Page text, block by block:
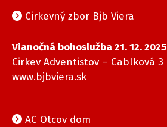
Cirkevný zbor Bjb Viera
Vianočná bohoslužba 21. 12. 2025
Cirkev Adventistov – Cablková 3
www.bjbviera.sk
AC Otcov dom